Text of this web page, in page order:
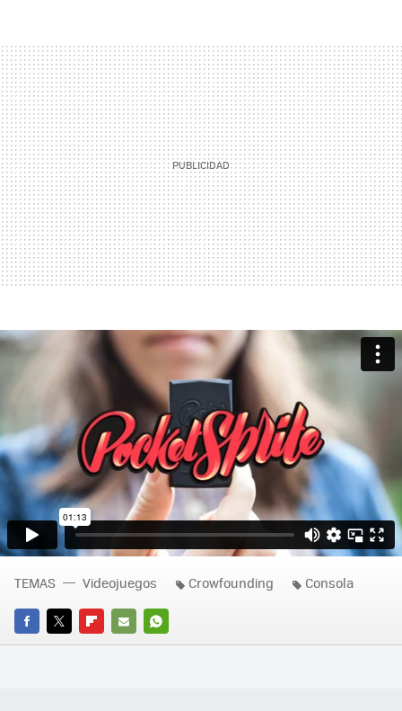
FACEBOOK
TWITTERFLIPBOARD
E-
WHATSAPP
TEMAS Videojuegos Crowfounding Consola